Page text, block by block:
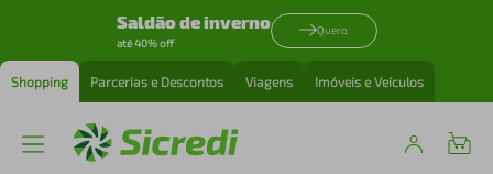
Saldão de inverno
até 40% off
Quero
Shopping Parcerias e Descontos Viagens Imóveis e Veículos